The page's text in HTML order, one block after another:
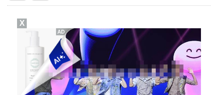
[ST포토] 팬들에게 인사하는 이강인
[ST포토] AT마드리드 베스트11
[ST포토] 경기장 입장하는 이강인
[ST포토] 이강인, ATM 유니폼 입고 첫 경기
X